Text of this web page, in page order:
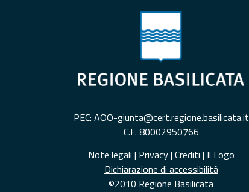
PEC: AOO-giunta@cert.regione.basilicata.it
C.F. 80002950766
Note legali | Privacy| Crediti | Il Logo
Dichiarazione di accessibilità
©2010 Regione Basilicata